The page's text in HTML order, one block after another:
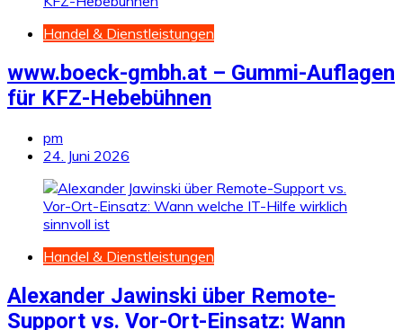
Handel & Dienstleistungen
www.boeck-gmbh.at – Gummi-Auflagen
für KFZ-Hebebühnen
pm
24. Juni 2026
Handel & Dienstleistungen
Alexander Jawinski über Remote-
Support vs. Vor-Ort-Einsatz: Wann